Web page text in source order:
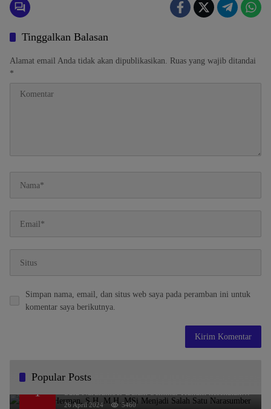
Tinggalkan Balasan
Alamat email Anda tidak akan dipublikasikan. Ruas yang wajib ditandai
*
Simpan nama, email, dan situs web saya pada peramban ini untuk
komentar saya berikutnya.
Popular Posts
1
Dr. KMS Herman, S.H.,M.H.,MSi Menjadi Salah
Satu Narasumber Dalam Seminar Hukum kesehatan
Di RSUD Leuwiliang
26 April 2024 5460